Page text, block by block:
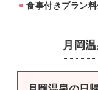
食事付きプラン
月岡